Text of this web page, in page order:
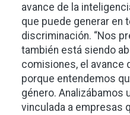
avance de la
que puede generar en
discriminación. “Nos
también está siendo
comisiones, el avance
porque entendemos
género. Analizábamos
vinculada a empresas